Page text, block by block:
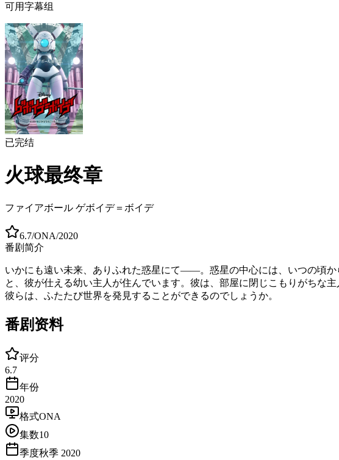
可用字幕组
已完结
火球最终章
ファイアボール ゲボイデ＝ボイデ
6.7/ONA/2020
番剧简介
いかにも遠い未来、ありふれた惑星にて――。惑星の中心には、いつの頃
と、彼が仕える幼い主人が住んでいます。彼は、部屋に閉じこもりがちな
彼らは、ふたたび世界を発見することができるのでしょうか。
番剧资料
评分
6.7
年份
2020
格式ONA
集数10
季度秋季 2020